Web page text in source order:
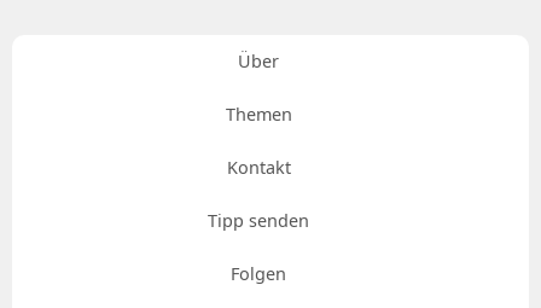
Über
Themen
Kontakt
Tipp senden
Folgen